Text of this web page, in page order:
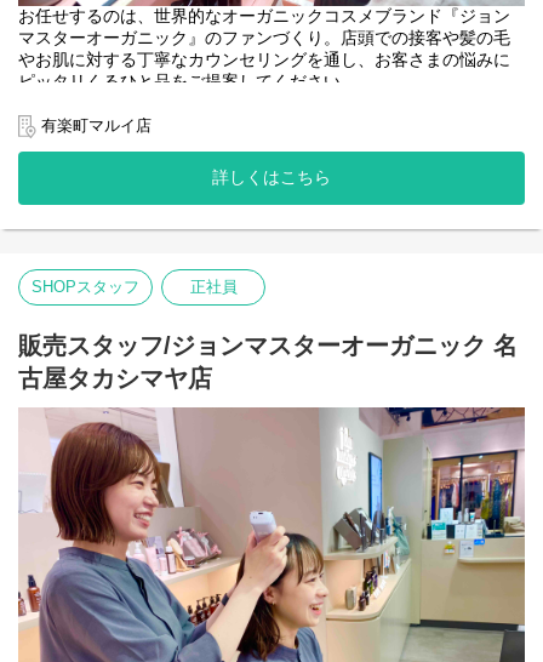
お任せするのは、世界的なオーガニックコスメブランド『ジョン
マスターオーガニック』のファンづくり。店頭での接客や髪の毛
やお肌に対する丁寧なカウンセリングを通し、お客さまの悩みに
ピッタリくるひと品をご提案してください。
＜取扱いブランド＞
[john masters organics]
発により生み出されたスキンケア&ヘアケアのブランドです。
農薬や化学肥料を使わずに栽培され、収穫されたオーガニックで
ナチュラルな原料を使用しています。必要な美容成分を含むハー
ャーで、 ホリスティックな美容効果を追求しています。
有楽町マルイ店
詳しくはこちら
SHOPスタッフ 正社員
販売スタッフ/ジョンマスターオーガニック 名
古屋タカシマヤ店